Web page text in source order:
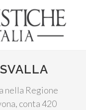
nella Regione
conta 420